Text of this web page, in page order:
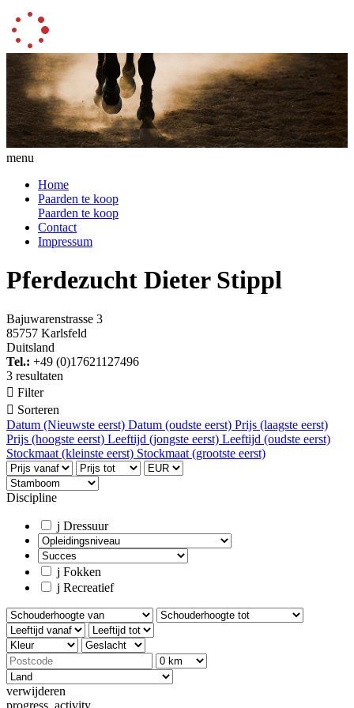
menu
Home
Paarden te koop
Paarden te koop
Contact
Impressum
Pferdezucht Dieter Stippl
Bajuwarenstrasse 3
85757 Karlsfeld
Duitsland
Tel.: +49 (0)17621127496
3 resultaten
 Filter
 Sorteren
Datum (Nieuwste eerst) Datum (oudste eerst) Prijs (laagste eerst)
Prijs (hoogste eerst) Leeftijd (jongste eerst) Leeftijd (oudste eerst)
Stockmaat (kleinste eerst) Stockmaat (grootste eerst)
Discipline
j Dressuur
j Fokken
j Recreatief
verwijderen
progress_activity